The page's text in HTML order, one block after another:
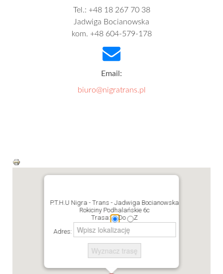
Tel.: +48 18 267 70 38
Jadwiga Bocianowska
kom. +48 604-579-178
Email:
biuro@nigratrans.pl
P.T.H.U Nigra - Trans - Jadwiga Bocianowska
Rokiciny Podhalańskie 6c
Trasa:
Do
Z
Adres: